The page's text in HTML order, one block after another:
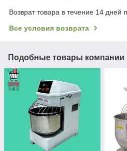
Возврат товара в течение 14 дней
Все условия возврата
Подобные товары компании